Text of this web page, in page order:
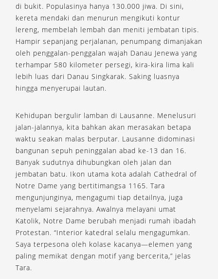
di bukit. Populasinya hanya 130.000 jiwa. Di sini,
kereta mendaki dan menurun mengikuti kontur
lereng, membelah lembah dan meniti jembatan tipis.
Hampir sepanjang perjalanan, penumpang dimanjakan
oleh penggalan-penggalan wajah Danau Jenewa yang
terhampar 580 kilometer persegi, kira-kira lima kali
lebih luas dari Danau Singkarak. Saking luasnya
hingga menyerupai lautan.
Kehidupan bergulir lamban di Lausanne. Menelusuri
jalan-jalannya, kita bahkan akan merasakan betapa
waktu seakan malas berputar. Lausanne didominasi
bangunan sepuh peninggalan abad ke-13 dan 16.
Banyak sudutnya dihubungkan oleh jalan dan
jembatan batu. Ikon utama kota adalah Cathedral of
Notre Dame yang bertitimangsa 1165. Tara
mengunjunginya, mengagumi tiap detailnya, juga
menyelami sejarahnya. Awalnya melayani umat
Katolik, Notre Dame berubah menjadi rumah ibadah
Protestan. “Interior katedral selalu mengagumkan.
Saya terpesona oleh kolase kacanya—elemen yang
paling memikat dengan motif yang bercerita,” jelas
Tara.